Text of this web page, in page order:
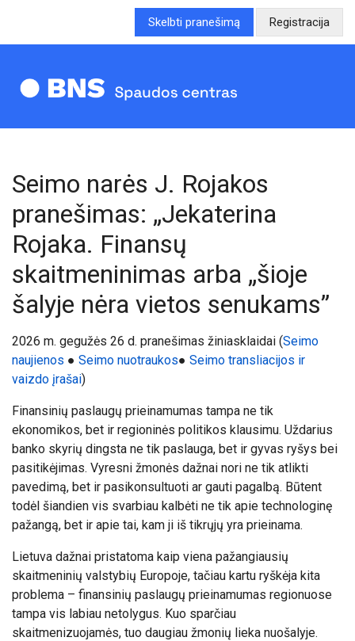
Skelbti pranešimą Registracija
Seimo narės J. Rojakos
pranešimas: „Jekaterina
Rojaka. Finansų
skaitmeninimas arba „šioje
šalyje nėra vietos senukams”
2026 m. gegužės 26 d. pranešimas žiniasklaidai (Seimo
naujienos ● Seimo nuotraukos● Seimo transliacijos ir
vaizdo įrašai)
Finansinių paslaugų prieinamumas tampa ne tik
ekonomikos, bet ir regioninės politikos klausimu. Uždarius
banko skyrių dingsta ne tik paslauga, bet ir gyvas ryšys bei
pasitikėjimas. Vyresni žmonės dažnai nori ne tik atlikti
pavedimą, bet ir pasikonsultuoti ar gauti pagalbą. Būtent
todėl šiandien vis svarbiau kalbėti ne tik apie technologinę
pažangą, bet ir apie tai, kam ji iš tikrųjų yra prieinama.
Lietuva dažnai pristatoma kaip viena pažangiausių
skaitmeninių valstybių Europoje, tačiau kartu ryškėja kita
problema – finansinių paslaugų prieinamumas regionuose
tampa vis labiau netolygus. Kuo sparčiau
skaitmenizuojamės, tuo daugiau žmonių lieka nuošalyje.